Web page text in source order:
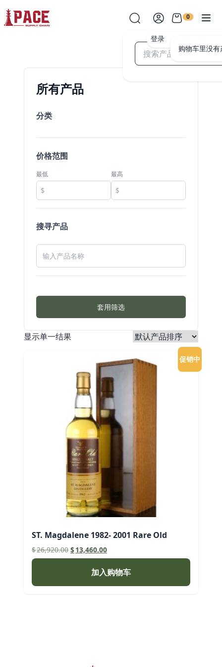
登录
0
购物车里没有
所有产品
分类
价格范围
最低 最高
搜寻产品
套用筛选
显示单一结果
促销中
ST. Magdalene 1982- 2001 Rare Old
$26,920.00 原
价
$26,920.00。
$13,460.00当
前
价
格
为：
加入购物车